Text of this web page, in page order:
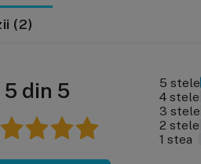
(2)
5 din 5 5 stele
4 stele
3 stele
2 stele
1 stea